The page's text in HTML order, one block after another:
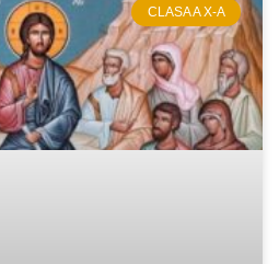
CLASA A X-A